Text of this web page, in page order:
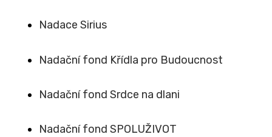
Nadace Sirius
Nadační fond Křídla pro Budoucnost
Nadační fond Srdce na dlani
Nadační fond SPOLUŽIVOT